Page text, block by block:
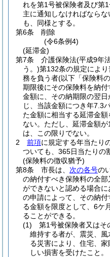
れを第1号被保険者及び第
主に通知しなければならな
も、同様とする。
第6条
削除
(令6条例4)
(延滞金)
第7条
介護保険法(平成9年
う。)第132条の規定によ
務を負う者(以下「保険料
期限後にその保険料を納
金額に、その納期限の翌
じ、当該金額につき年7.3
た金額に相当する延滞金
ない。 ただし、延滞金額
は、この限りでない。
2
前項に規定する年当たり
ついても、365日当たりの
(保険料の徴収猶予)
第8条
市長は、 次の各号の
の納付すべき保険料の全
ができないと認める場合
の申請によって、その納
る金額を限度として、6ケ
ることができる。
(1)
第1号被保険者又はそ
維持する者が、震災、
る災害により、住宅、
しい損害を受けたこと。